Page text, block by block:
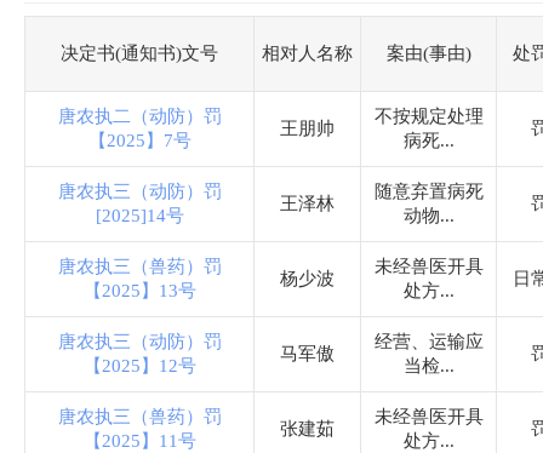
卫生健康局
统计局
司法局
水利局
市场监督管理局
商务局
决定书(通知书)文号 相对人名称 案由(事由) 处
唐农执二（动防）罚
【2025】7号
王朋帅
不按规定处理
病死...
唐农执三（动防）罚
[2025]14号
王泽林
随意弃置病死
动物...
唐农执三（兽药）罚
【2025】13号
杨少波
未经兽医开具
处方...
日
唐农执三（动防）罚
【2025】12号
马军傲
经营、运输应
当检...
唐农执三（兽药）罚
【2025】11号
张建茹
未经兽医开具
处方...